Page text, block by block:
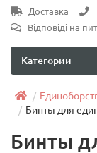
Доставка
Відповіді на
Категории
Бинты для
Бинты